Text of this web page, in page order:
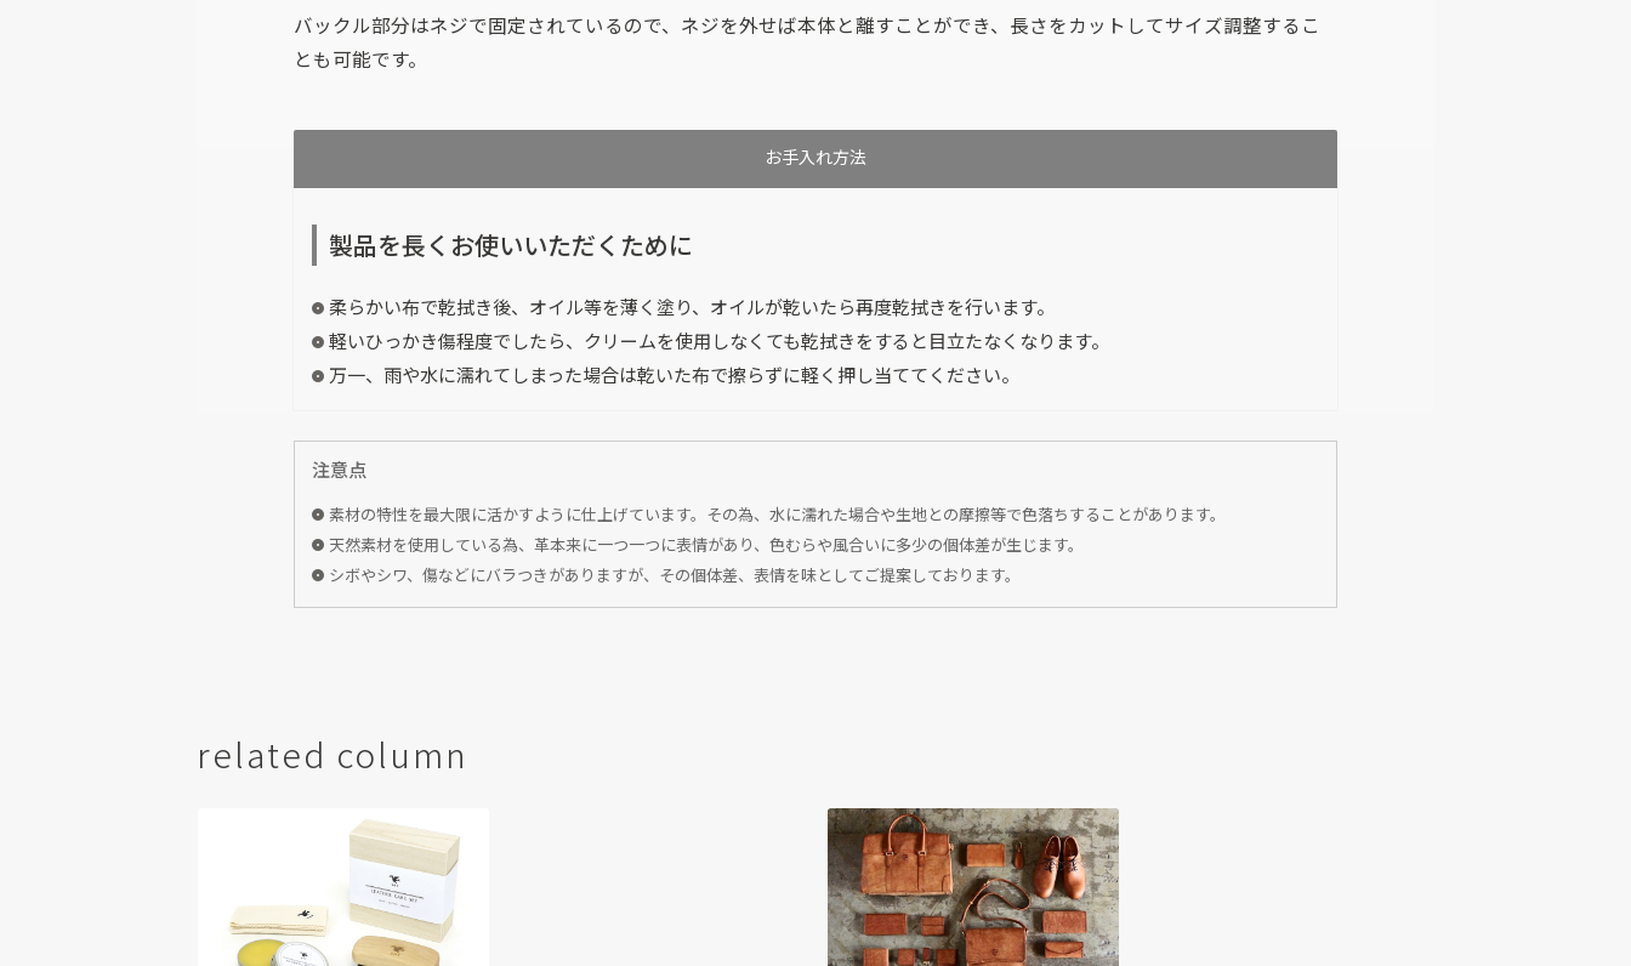
バックル部分はネジで固定されているので、ネジを外せば本体と離すことができ、長さをカットしてサイズ調整するこ
とも可能です。
お手入れ方法
製品を長くお使いいただくために
柔らかい布で乾拭き後、オイル等を薄く塗り、オイルが乾いたら再度乾拭きを行います。
軽いひっかき傷程度でしたら、クリームを使用しなくても乾拭きをすると目立たなくなります。
万一、雨や水に濡れてしまった場合は乾いた布で擦らずに軽く押し当ててください。
注意点
素材の特性を最大限に活かすように仕上げています。その為、水に濡れた場合や生地との摩擦等で色落ちすることがあります。
天然素材を使用している為、革本来に一つ一つに表情があり、色むらや風合いに多少の個体差が生じます。
シボやシワ、傷などにバラつきがありますが、その個体差、表情を味としてご提案しております。
related column